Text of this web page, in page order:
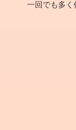
一回でも多く